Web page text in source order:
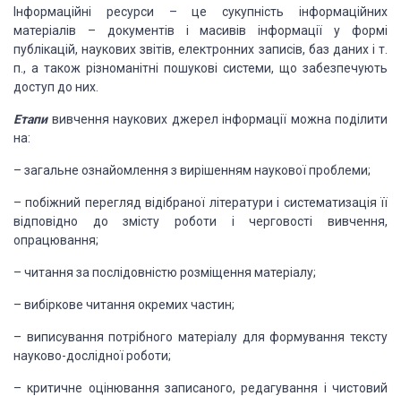
Інформаційні ресурси – це сукупність інформаційних
матеріалів – документів і масивів інформації у формі
публікацій, наукових звітів, електронних записів, баз даних і т.
п., а також різноманітні пошукові системи, що забезпечують
доступ до них.
Етапи вивчення наукових джерел інформації можна поділити
на:
– загальне ознайомлення з вирішенням наукової проблеми;
– побіжний перегляд відібраної літератури і систематизація її
відповідно до змісту роботи і черговості вивчення,
опрацювання;
– читання за послідовністю розміщення матеріалу;
– вибіркове читання окремих частин;
– виписування потрібного матеріалу для формування тексту
науково-дослідної роботи;
– критичне оцінювання записаного, редагування і чистовий